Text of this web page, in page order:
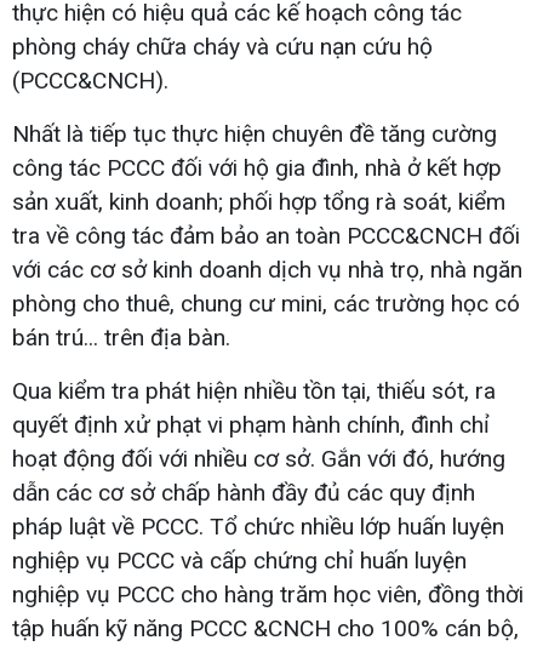
thực hiện có hiệu quả các kế hoạch công tác
phòng cháy chữa cháy và cứu nạn cứu hộ
(PCCC&CNCH).
Nhất là tiếp tục thực hiện chuyên đề tăng cường
công tác PCCC đối với hộ gia đình, nhà ở kết hợp
sản xuất, kinh doanh; phối hợp tổng rà soát, kiểm
tra về công tác đảm bảo an toàn PCCC&CNCH đối
với các cơ sở kinh doanh dịch vụ nhà trọ, nhà ngăn
phòng cho thuê, chung cư mini, các trường học có
bán trú... trên địa bàn.
Qua kiểm tra phát hiện nhiều tồn tại, thiếu sót, ra
quyết định xử phạt vi phạm hành chính, đình chỉ
hoạt động đối với nhiều cơ sở. Gắn với đó, hướng
dẫn các cơ sở chấp hành đầy đủ các quy định
pháp luật về PCCC. Tổ chức nhiều lớp huấn luyện
nghiệp vụ PCCC và cấp chứng chỉ huấn luyện
nghiệp vụ PCCC cho hàng trăm học viên, đồng thời
tập huấn kỹ năng PCCC &CNCH cho 100% cán bộ,